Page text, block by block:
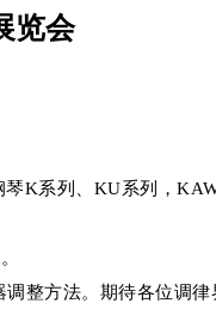
览会
K系列、KU系列，
整方法。期待各位调律